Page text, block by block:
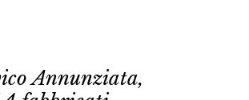
Annunziata,